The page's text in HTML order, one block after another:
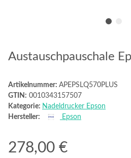
Austauschpauschale
Artikelnummer: APEPSLQ570PLUS
GTIN: 0010343157507
Kategorie: Nadeldrucker Epson
Hersteller:
Epson
278,00 €